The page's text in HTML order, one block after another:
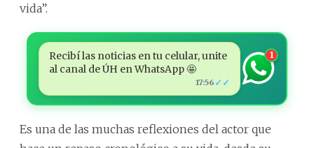
vida”.
Recibí las noticias en tu celular, unite
al canal de ÚH en WhatsApp 🤩
17:56 ✓✓
1
Es una de las muchas reflexiones del actor que